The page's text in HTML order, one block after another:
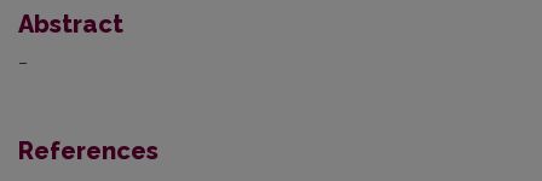
Abstract
–
References